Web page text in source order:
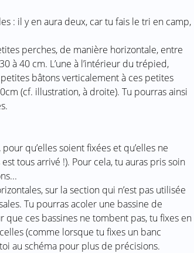
: il y en aura deux, car tu fais le tri en camp,
perches, de manière horizontale, entre
à 40 cm. L’une à l’intérieur du trépied,
bâtons verticalement à ces petites
(cf. illustration, à droite). Tu pourras ainsi
qu’elles soient fixées et qu’elles ne
tous arrivé !). Pour cela, tu auras pris soin
sur la section qui n’est pas utilisée
Tu pourras acoler une bassine de
que ces bassines ne tombent pas, tu fixes en
(comme lorsque tu fixes un banc
au schéma pour plus de précisions.